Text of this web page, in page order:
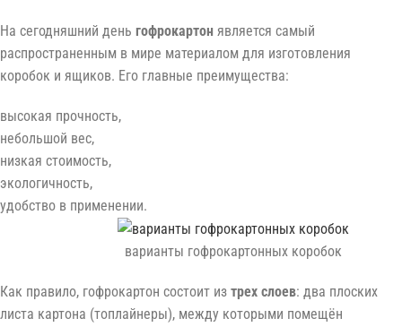
На сегодняшний день гофрокартон является самый
распространенным в мире материалом для изготовления
коробок и ящиков. Его главные преимущества:
высокая прочность,
небольшой вес,
низкая стоимость,
экологичность,
удобство в применении.
варианты гофрокартонных коробок
Как правило, гофрокартон состоит из трех слоев: два плоских
листа картона (топлайнеры), между которыми помещён